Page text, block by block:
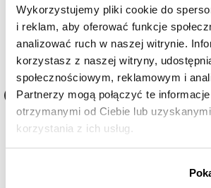
Wykorzystujemy pliki cookie do
i reklam, aby oferować funkcje
analizować ruch w naszej witrynie.
korzystasz z naszej witryny,
społecznościowym, reklamowym i
Partnerzy mogą połączyć te
otrzymanymi od Ciebie lub
korzystania z ich usług.
przez nas plików cookie znajdziesz w
Naszyjnik ze stali szlachetnej